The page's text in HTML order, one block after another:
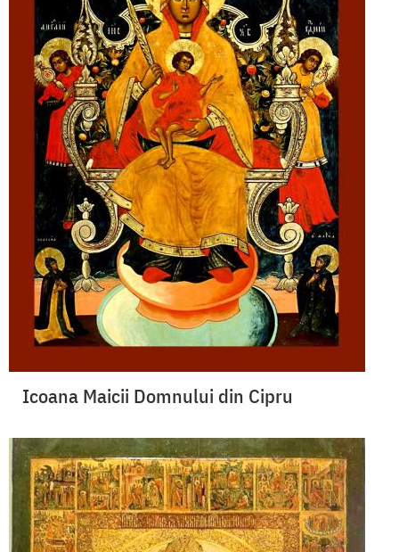
Icoana Maicii Domnului din Cipru